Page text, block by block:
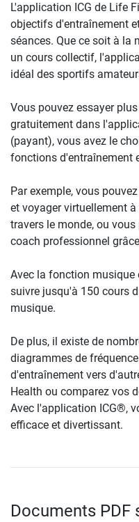
L'application ICG de Life
objectifs d'entraînement
séances. Que ce soit à la
un cours collectif,
idéal des sportifs
Vous pouvez essayer
gratuitement dans
(payant), vous avez le
fonctions d'entraînement
Par exemple, vous
et voyager virtuellement
travers le monde, ou
coach professionnel
Avec la fonction musique
suivre jusqu'à 150 cours
musique.
De plus, il existe de
diagrammes de
d'entraînement vers
Health ou comparez vos
Avec l'application ICG®,
efficace et divertissant.
Documents PDF